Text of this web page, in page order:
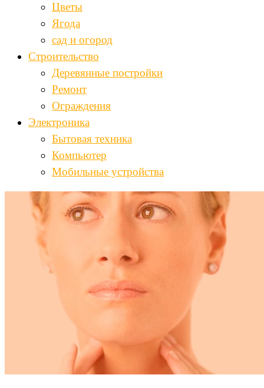
Цветы
Ягода
сад и огород
Строительство
Деревянные постройки
Ремонт
Ограждения
Электроника
Бытовая техника
Компьютер
Мобильные устройства